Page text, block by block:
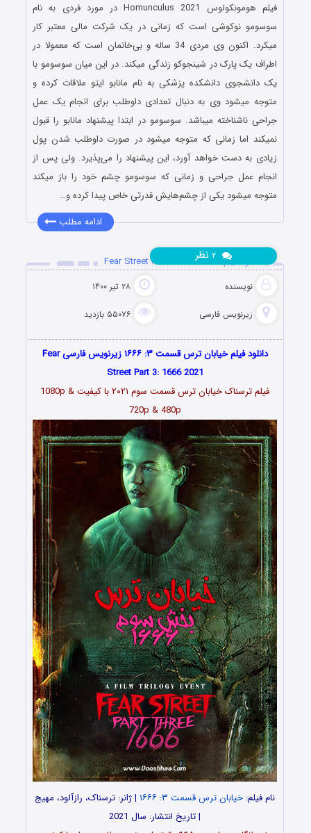
فیلم هومونکولوس Homunculus 2021 در مورد فردی به نام
سوسومو نوکوشی است که زمانی در یک شرکت مالی معتبر کار
میکرد. اکنون وی مردی 34 ساله و بی‌خانمان است که معمولا در
اطراف یک پارک در شینجوکو زندگی میکند. در این میان سوسومو با
یک دانشجوی دانشکده پزشکی به نام مانابو ایتو ملاقات کرده و
متوجه میشود وی به دنبال تعدادی داوطلب برای انجام یک عمل
جراحی ناشناخته میباشد. سوسومو در ابتدا پیشنهاد مانابو را قبول
نمیکند اما زمانی که متوجه میشود در صورت داوطلب شدن پول
زیادی به دست خواهد آورد، این پیشنهاد را می‌پذیرد. ولی پس از
انجام عمل جراحی و زمانی که سوسومو چشم خود را باز میکند
متوجه میشود یکی از چشم‌هایش قدرتی خاص پیدا کرده و…
ادامه مطلب
دانلود فیلم Fear Street Part 3: 1666 2021
نویسنده ۲۸ تیر ۱۴۰۰
زیرنویس فارسی ۵۵۰۷۶ بازدید
۲ نظر
دانلود فیلم خیابان ترس قسمت ۳: ۱۶۶۶ زیرنویس فارسی Fear
Street Part 3: 1666 2021
فیلم ترسناک خیابان ترس قسمت سوم ۲۰۲۱ با کیفیت 1080p &
720p & 480p
نام فیلم: خیابان ترس قسمت ۳: ۱۶۶۶
| ژانر: ترسناک، رازآلود، مهیج
| تاریخ انتشار: سال 2021